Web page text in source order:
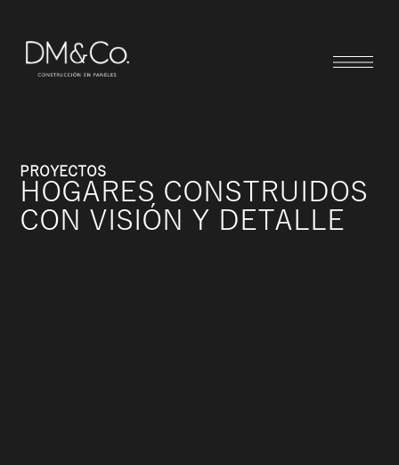
PROYECTOS
HOGARES CONSTRUIDOS
CON VISIÓN Y DETALLE